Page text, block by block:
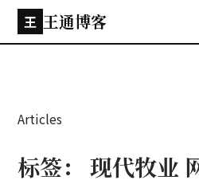
王 王通博客
Articles
标签：现代牧业